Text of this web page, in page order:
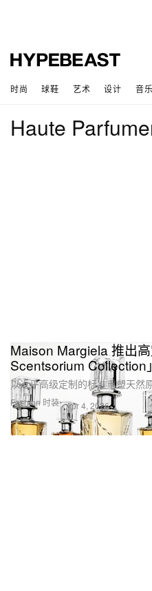
时尚 球鞋 艺术 设计 音乐
Haute
Fashion 时装
Maison Margiela 推出
Scentsorium Collection」
以近乎高级定制的标准重塑天然
Apr 4, 2026